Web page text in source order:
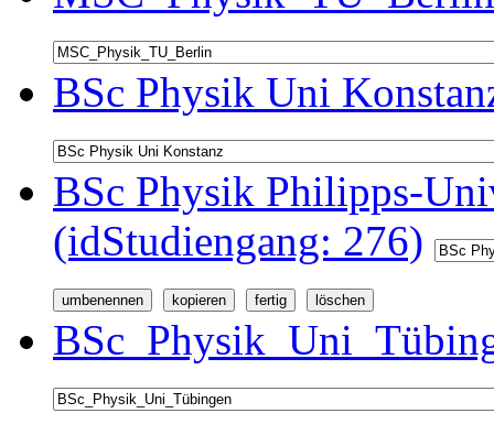
BSc Physik Uni
BSc Physik Philipps-
(idStudiengang: 276)